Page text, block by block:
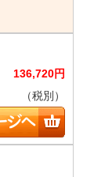
136,720円
（税別）